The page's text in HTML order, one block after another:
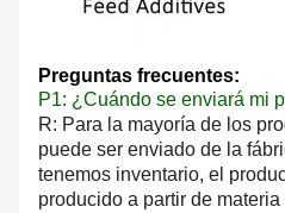
Preguntas frecuentes:
P1: ¿Cuándo se enviará mi
R: Para la mayoría de los
puede ser enviado de la
tenemos inventario, el
producido a partir de